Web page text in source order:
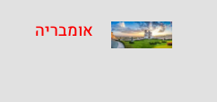
אומבריה